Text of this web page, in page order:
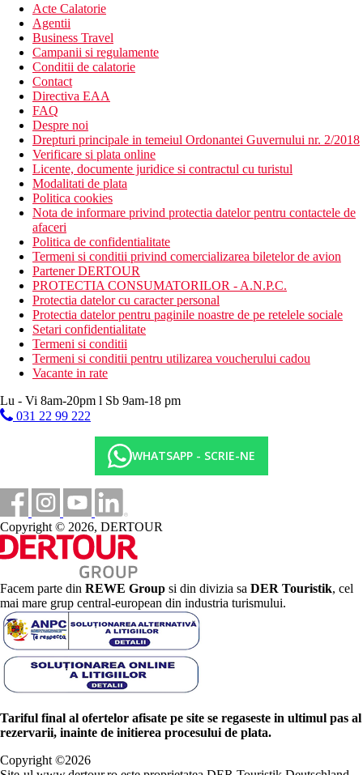
Acte Calatorie
Agentii
Business Travel
Campanii si regulamente
Conditii de calatorie
Contact
Directiva EAA
FAQ
Despre noi
Drepturi principale in temeiul Ordonantei Guvernului nr. 2/2018
Verificare si plata online
Licente, documente juridice si contractul cu turistul
Modalitati de plata
Politica cookies
Nota de informare privind protectia datelor pentru contactele de
afaceri
Politica de confidentialitate
Termeni si conditii privind comercializarea biletelor de avion
Partener DERTOUR
PROTECTIA CONSUMATORILOR - A.N.P.C.
Protectia datelor cu caracter personal
Protectia datelor pentru paginile noastre de pe retelele sociale
Setari confidentialitate
Termeni si conditii
Termeni si conditii pentru utilizarea voucherului cadou
Vacante in rate
Lu - Vi 8am-20pm l Sb 9am-18 pm
031 22 99 222
WHATSAPP - SCRIE-NE
Copyright © 2026, DERTOUR
Facem parte din REWE Group si din divizia sa DER Touristik, cel
mai mare grup central-european din industria turismului.
Tariful final al ofertelor afisate pe site se regaseste in ultimul pas al
rezervarii, inainte de initierea procesului de plata.
Copyright ©2026